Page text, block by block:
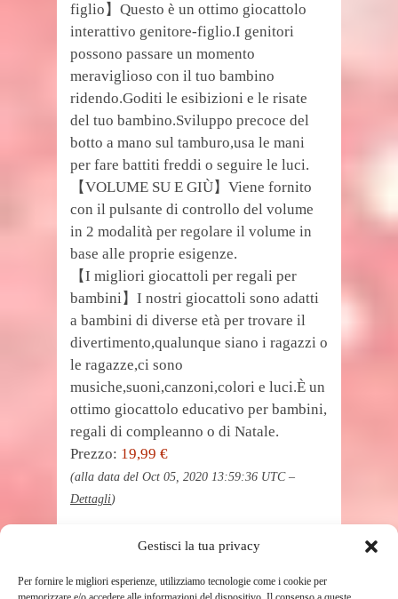
Gestisci la tua privacy
Per fornire le migliori esperienze, utilizziamo tecnologie come i cookie per
figlio】Questo è un ottimo giocattolo
interattivo genitore-figlio.I genitori
possono passare un momento
meraviglioso con il tuo bambino
ridendo.Goditi le esibizioni e le risate
del tuo bambino.Sviluppo precoce del
botto a mano sul tamburo,usa le mani
per fare battiti freddi o seguire le luci.
【VOLUME SU E GIÙ】Viene fornito
con il pulsante di controllo del volume
in 2 modalità per regolare il volume in
base alle proprie esigenze.
【I migliori giocattoli per regali per
bambini】I nostri giocattoli sono adatti
a bambini di diverse età per trovare il
divertimento,qualunque siano i ragazzi o
le ragazze,ci sono
musiche,suoni,canzoni,colori e luci.È un
ottimo giocattolo educativo per bambini,
regali di compleanno o di Natale.
Prezzo: 19,99 €
(alla data del Oct 05, 2020 13:59:36 UTC –
Dettagli)